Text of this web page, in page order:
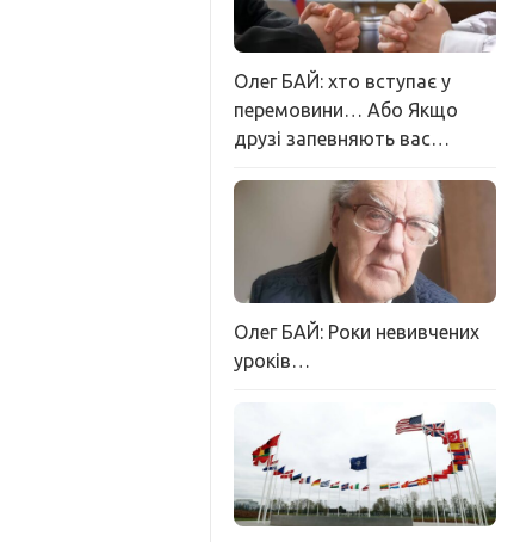
Олег БАЙ: хто вступає у
перемовини… Або Якщо
друзі запевняють вас…
Олег БАЙ: Роки невивчених
уроків…